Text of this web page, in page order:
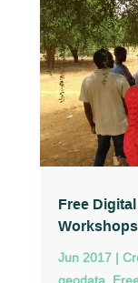
Free
Jun 2017|
geodata,